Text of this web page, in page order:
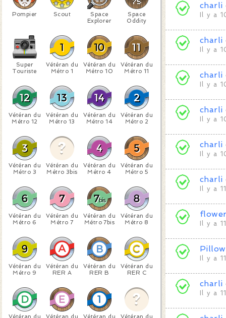
Pompier Scout
Space
Explorer
Space
Oddity
Super
Touriste
Vétéran du
Métro 1
Vétéran du
Métro 10
Vétéran du
Métro 11
Vétéran du
Métro 12
Vétéran du
Métro 13
Vétéran du
Métro 14
Vétéran du
Métro 2
Vétéran du
Métro 3
Vétéran du
Métro 3bis
Vétéran du
Métro 4
Vétéran du
Métro 5
Vétéran du
Métro 6
Vétéran du
Métro 7
Vétéran du
Métro 7bis
Vétéran du
Métro 8
Vétéran du
Métro 9
Vétéran du
RER A
Vétéran du
RER B
Vétéran du
RER C
Vétéran du
Vétéran du
Vétéran du
Vétéran du
charli
Il y a
charli
Il y a
charli
Il y a
charli
Il y a
charli
Il y a
charli
Il y a
Il y a
Pillow
Il y a
charli
Il y a